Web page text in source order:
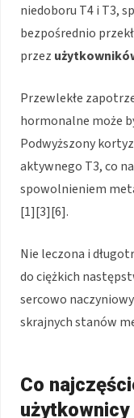
niedoboru T4 i T3,
bezpośrednio
przez
Przewlekłe
hormonalne może
Podwyższony
aktywnego T3, co
spowolnieniem
[1][3][6].
Nie leczona i
do ciężkich
sercowo
skrajnych stanów
Co